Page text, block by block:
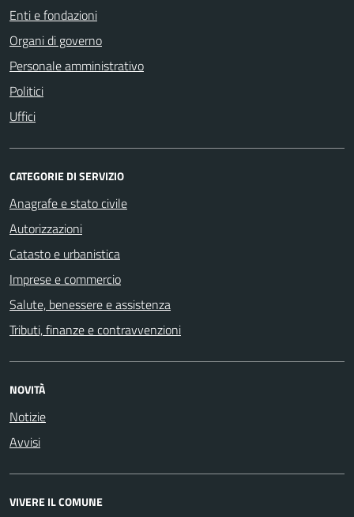
Enti e fondazioni
Organi di governo
Personale amministrativo
Politici
Uffici
CATEGORIE DI SERVIZIO
Anagrafe e stato civile
Autorizzazioni
Catasto e urbanistica
Imprese e commercio
Salute, benessere e assistenza
Tributi, finanze e contravvenzioni
NOVITÀ
Notizie
Avvisi
VIVERE IL COMUNE